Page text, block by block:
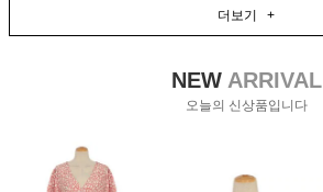
더보기 +
NEWARRIVAL
오늘의 신상품입니다